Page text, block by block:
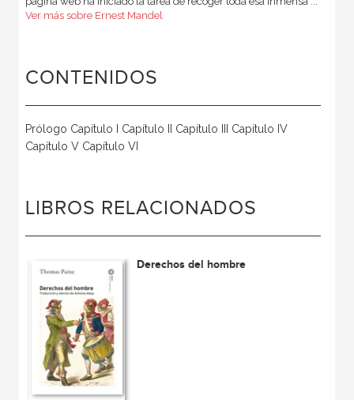
Ver más sobre Ernest Mandel
CONTENIDOS
Prólogo Capítulo I Capítulo II Capítulo III Capítulo IV
Capítulo V Capítulo VI
LIBROS RELACIONADOS
Derechos del hombre